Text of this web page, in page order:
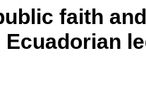
faith